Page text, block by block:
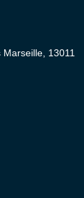
13011